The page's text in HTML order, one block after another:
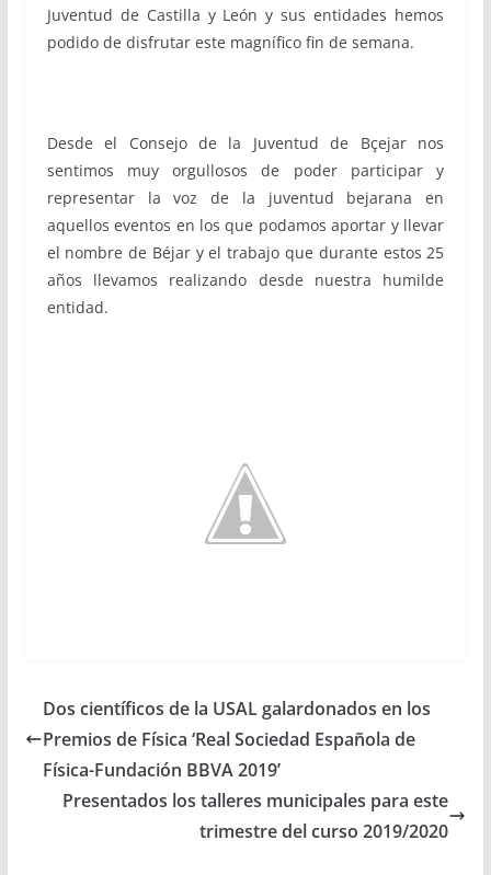
Juventud de Castilla y León y sus entidades hemos
podido de disfrutar este magnífico fin de semana.
Desde el Consejo de la Juventud de Bçejar nos
sentimos muy orgullosos de poder participar y
representar la voz de la juventud bejarana en
aquellos eventos en los que podamos aportar y llevar
el nombre de Béjar y el trabajo que durante estos 25
años llevamos realizando desde nuestra humilde
entidad.
Dos científicos de la USAL galardonados en los
Premios de Física ‘Real Sociedad Española de
Física-Fundación BBVA 2019’
Presentados los talleres municipales para este
trimestre del curso 2019/2020